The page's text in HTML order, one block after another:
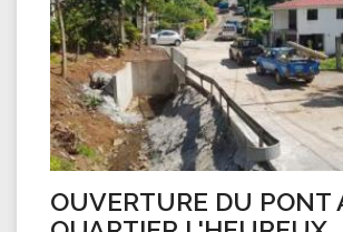
OUVERTURE DU PONT